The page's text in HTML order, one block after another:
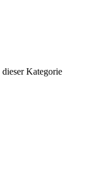
Kategorie